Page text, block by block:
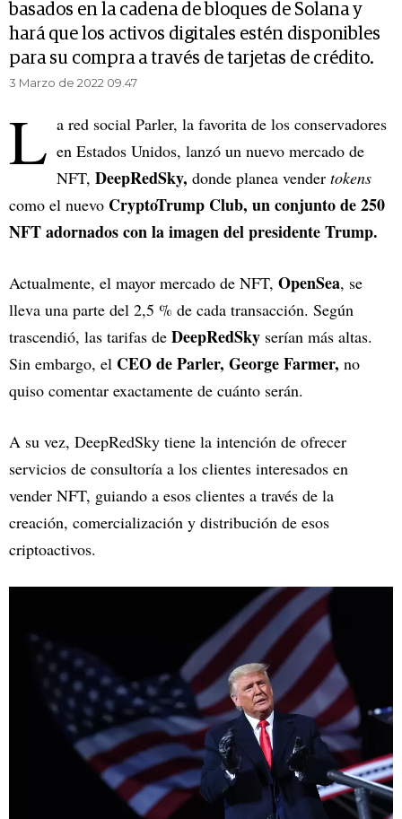
basados en la cadena de bloques de Solana y
hará que los activos digitales estén disponibles
para su compra a través de tarjetas de crédito.
3 Marzo de 2022 09.47
L a red social Parler, la favorita de los conservadores
en Estados Unidos, lanzó un nuevo mercado de
NFT, DeepRedSky, donde planea vender tokens
como el nuevo CryptoTrump Club, un conjunto de 250
NFT adornados con la imagen del presidente Trump.
Actualmente, el mayor mercado de NFT, OpenSea, se
lleva una parte del 2,5 % de cada transacción. Según
trascendió, las tarifas de DeepRedSky serían más altas.
Sin embargo, el CEO de Parler, George Farmer, no
quiso comentar exactamente de cuánto serán.
A su vez, DeepRedSky tiene la intención de ofrecer
servicios de consultoría a los clientes interesados en
vender NFT, guiando a esos clientes a través de la
creación, comercialización y distribución de esos
criptoactivos.